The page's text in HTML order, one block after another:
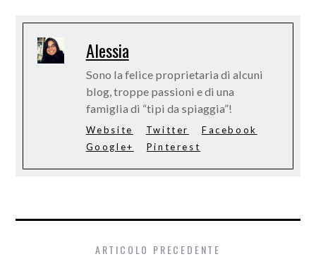
Alessia
Sono la felice proprietaria di alcuni
blog, troppe passioni e di una
famiglia di “tipi da spiaggia”!
Website Twitter
Facebook
Google+
Pinterest
ARTICOLO PRECEDENTE